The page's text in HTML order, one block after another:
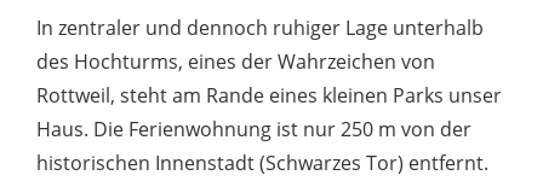
In zentraler und dennoch ruhiger Lage unterhalb
des Hochturms, eines der Wahrzeichen von
Rottweil, steht am Rande eines kleinen Parks unser
Haus. Die Ferienwohnung ist nur 250 m von der
historischen Innenstadt (Schwarzes Tor) entfernt.